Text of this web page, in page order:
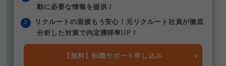
動に必要な情報を提供！
リクルートの面接もう安心！元リクルート社員が徹底
分析した対策で内定獲得率UP！
【無料】転職サポート申し込み